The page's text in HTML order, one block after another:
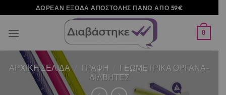
στο
περιεχόμενο
ΔΩΡΕΑΝ ΕΞΟΔΑ ΑΠΟΣΤΟΛΗΣ ΠΑΝΩ ΑΠΟ 59€
0
ΑΡΧΙΚΉ ΣΕΛΊΔΑ ΓΡΑΦΗ
ΓΕΩΜΕΤΡΙΚΑ ΟΡΓΑΝΑ-
ΔΙΑΒΗΤΕΣ